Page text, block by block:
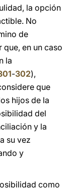
la opción
No
de
en un caso
la
-302),
que
hijos de la
del
y la
su vez
y
como